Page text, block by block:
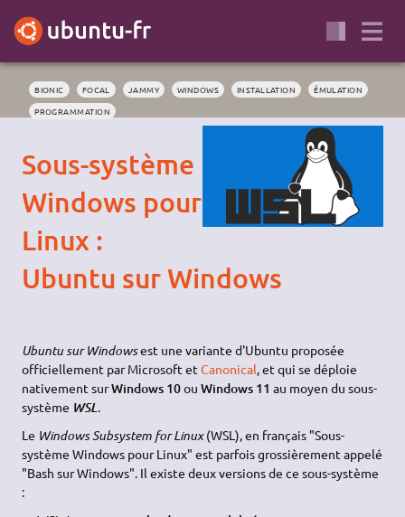
BIONIC FOCAL JAMMY WINDOWS INSTALLATION
ÉMULATION
PROGRAMMATION
Sous-système
Windows pour
Linux :
Ubuntu sur Windows
Ubuntu sur Windowsest une variante d'Ubuntu proposée
officiellement par Microsoft etCanonical, et qui se déploie
nativement surWindows 10ouWindows 11 au moyen du sous-
système WSL.
Le Windows Subsystem for Linux(WSL), en français "Sous-
système Windows pour Linux" est parfois grossièrement appelé
"Bash sur Windows". Il existe deux versions de ce sous-système
: